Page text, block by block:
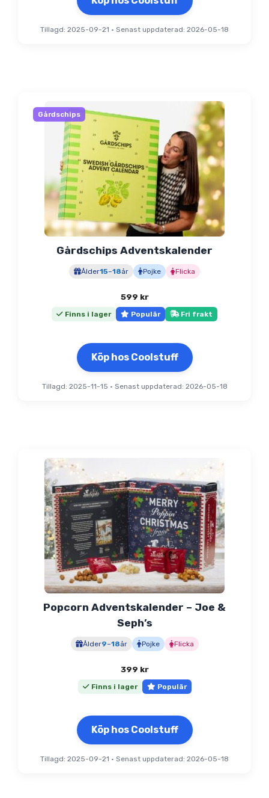
Tillagd: 2025-09-21 • Senast uppdaterad: 2026-05-18
Gårdschips
Gårdschips Adventskalender
Ålder15–18år Pojke Flicka
599 kr
Finns i lager Populär Fri frakt
Köp hos Coolstuff
Tillagd: 2025-11-15 • Senast uppdaterad: 2026-05-18
Popcorn Adventskalender – Joe &
Seph’s
Ålder9–18år Pojke Flicka
399 kr
Finns i lager Populär
Köp hos Coolstuff
Tillagd: 2025-09-21 • Senast uppdaterad: 2026-05-18